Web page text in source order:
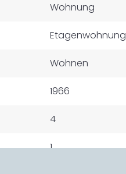
Wohnung
Etagenwohnung
Wohnen
1966
4
1